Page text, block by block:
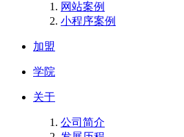
网站案例
小程序案例
加盟
学院
关于
公司简介